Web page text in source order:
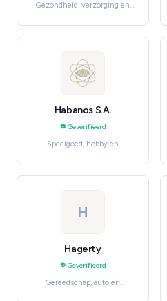
Gezondheid, verzorging en
Habanos S.A.
Geverifieerd
Speelgoed, hobby en
H
Hagerty
Geverifieerd
Gereedschap, auto en